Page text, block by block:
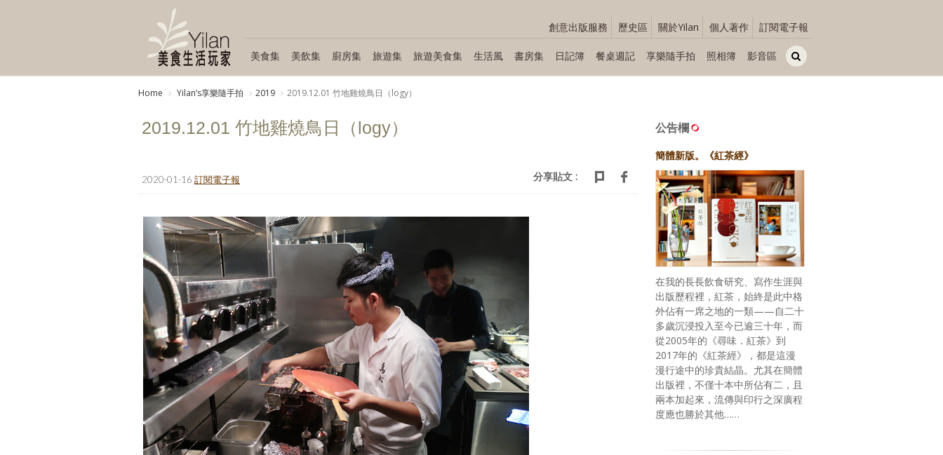
創意出版服務 歷史區 關於Yilan 個人著作 訂閱電子報
美食集 美飲集 廚房集 旅遊集 旅遊美食集 生活風 書房集 日記簿 餐桌週記 享樂隨手拍 照相簿 影音區
Home Yilanʼs享樂隨手拍 2019 2019.12.01 竹地雞燒鳥日（logy）
2019.12.01 竹地雞燒鳥日（logy）
2020-01-16 訂閱電子報 分享貼文 :
公告欄
簡體新版。《紅茶經》
在我的長長飲食研究、寫作生涯與
出版歷程裡，紅茶，始終是此中格
外佔有一席之地的一類——自二十
多歲沉浸投入至今已逾三十年，而
從2005年的《尋味．紅茶》到
2017年的《紅茶經》，都是這漫
漫行途中的珍貴結晶。尤其在簡體
出版裡，不僅十本中所佔有二，且
兩本加起來，流傳與印行之深廣程
度應也勝於其他……